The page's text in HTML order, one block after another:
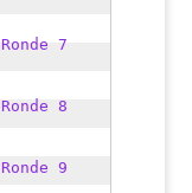
Ronde 7
Ronde 8
Ronde 9